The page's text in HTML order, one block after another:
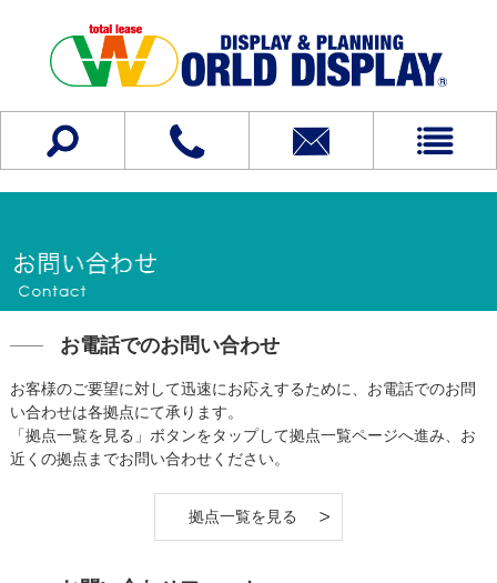
お電話でのお問い合わせ
お客様のご要望に対して迅速にお応えするために、お電話でのお問
い合わせは各拠点にて承ります。
「拠点一覧を見る」ボタンをタップして拠点一覧ページへ進み、お
近くの拠点までお問い合わせください。
拠点一覧を見る